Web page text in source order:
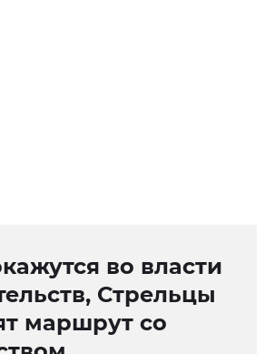
во власти
Стрельцы
маршрут со